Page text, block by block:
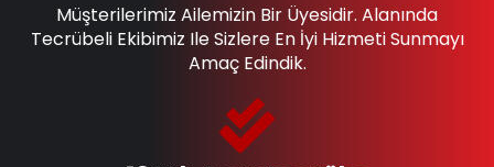
Müşterilerimiz Ailemizin Bir Üyesidir. Alanında
Tecrübeli Ekibimiz Ile Sizlere En İyi Hizmeti Sunmayı
Amaç Edindik.